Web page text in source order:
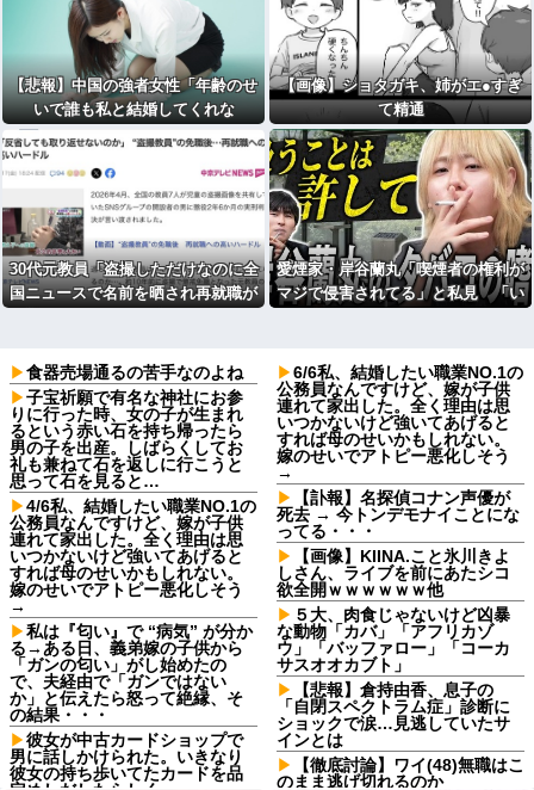
【悲報】中国の強者女性「年齢のせ
いで誰も私と結婚してくれな
い！！」⇒ (※画像あり)
【画像】ショタガキ、姉がエ●すぎ
て精通
30代元教員「盗撮しただけなのに全
国ニュースで名前を晒され再就職が
愛煙家・岸谷蘭丸「喫煙者の権利が
マジで侵害されてる」と私見 「い
食器売場通るの苦手なのよね
子宝祈願で有名な神社にお参
りに行った時、女の子が生まれ
るという赤い石を持ち帰ったら
男の子を出産。しばらくしてお
礼も兼ねて石を返しに行こうと
思って石を見ると…
4/6私、結婚したい職業NO.1の
公務員なんですけど、嫁が子供
連れて家出した。全く理由は思
いつかないけど強いてあげると
すれば母のせいかもしれない。
嫁のせいでアトピー悪化しそう
→
私は『匂い』で “病気” が分か
る→ある日、義弟嫁の子供から
「ガンの匂い」がし始めたの
で、夫経由で「ガンではない
か」と伝えたら怒って絶縁、そ
の結果・・・
彼女が中古カードショップで
男に話しかけられた。いきなり
彼女の持ち歩いてたカードを品
6/6私、結婚したい職業NO.1の
公務員なんですけど、嫁が子供
連れて家出した。全く理由は思
いつかないけど強いてあげると
すれば母のせいかもしれない。
嫁のせいでアトピー悪化しそう
→
【訃報】名探偵コナン声優が
死去 → 今トンデモナイことにな
ってる・・・
【画像】KIINA.こと氷川きよ
しさん、ライブを前にあたシコ
欲全開ｗｗｗｗｗｗ他
５大、肉食じゃないけど凶暴
な動物「カバ」「アフリカゾ
ウ」「バッファロー」「コーカ
サスオオカブト」
【悲報】倉持由香、息子の
「自閉スペクトラム症」診断に
ショックで涙…見逃していたサ
インとは
【徹底討論】ワイ(48)無職はこ
のまま逃げ切れるのか